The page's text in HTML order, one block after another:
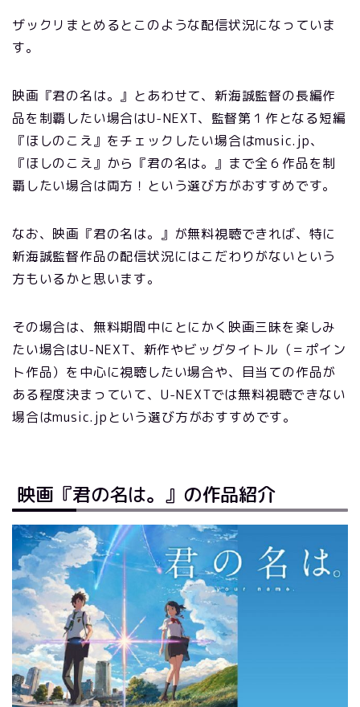
ザックリまとめるとこのような配信状況になっていま
す。
映画『君の名は。』とあわせて、新海誠監督の長編作
品を制覇したい場合はU-NEXT、監督第１作となる短編
『ほしのこえ』をチェックしたい場合はmusic.jp、
『ほしのこえ』から『君の名は。』まで全６作品を制
覇したい場合は両方！という選び方がおすすめです。
なお、映画『君の名は。』が無料視聴できれば、特に
新海誠監督作品の配信状況にはこだわりがないという
方もいるかと思います。
その場合は、無料期間中にとにかく映画三昧を楽しみ
たい場合はU-NEXT、新作やビッグタイトル（＝ポイン
ト作品）を中心に視聴したい場合や、目当ての作品が
ある程度決まっていて、U-NEXTでは無料視聴できない
場合はmusic.jpという選び方がおすすめです。
映画『君の名は。』の作品紹介